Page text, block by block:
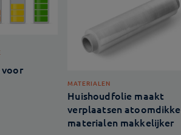
voor
MATERIALEN
Huishoudfolie maakt
verplaatsen atoomdikke
materialen makkelijker